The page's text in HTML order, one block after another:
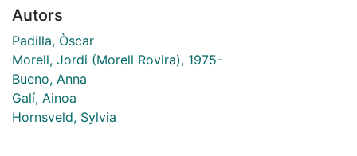
Autors
Padilla, Òscar
Morell, Jordi (Morell Rovira), 1975-
Bueno, Anna
Galí, Ainoa
Hornsveld, Sylvia